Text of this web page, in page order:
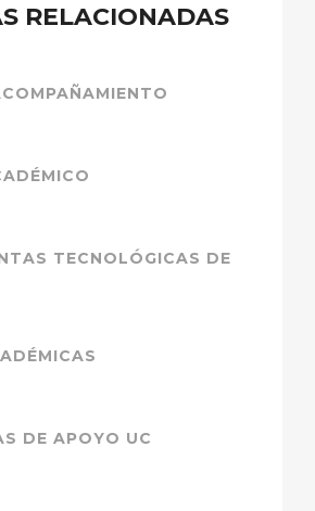
RELACIONADAS
TECNOLÓGICAS DE
DE APOYO UC